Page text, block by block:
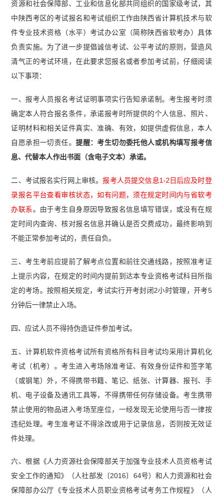
资源和社会保障部、工业和信息化部共同组织的国家级考试，其
中陕西考区的考试报名和考试组织工作由陕西省计算机技术与软
件专业技术资格（水平）考试办公室（简称陕西省软考办）具体
负责实施。为了进一步提倡诚信考试、公平考试的原则，营造风
清气正的考试环境，在此要求您报名或者参加考试前，仔细阅读
以下事项：
一、报考人员报名考试证明事项实行告知承诺制。考生报考时须
确定本人符合报名条件，承诺报考时所提供的个人信息、照片、
证明材料和相关证件真实、准确、有效，如提供虚假信息，本人
自愿承担一切责任。提醒：考生切勿委托他人或机构填写报考信
息、代替本人作出书面（含电子文本）承诺。
二、考试报名实行网上审核。报考人员提交信息1-2日后应及时登
录报名平台查看审核状态，如有问题，须在规定时间内与省软考
办联系。由于考生自身原因导致报名信息填写错误，或没有在规
定时间内查询、核对报名信息并确认是否交费成功，最终影响到
不能正常参加考试的，责任自负。
三、考生考前应提前了解考点位置和前往交通线路，按照准考证
上提示内容，在规定的时间内提前到达本专业资格考试科目所指
定的考场。按照相关规定，考试实行开考封闭2小时管理，开考5
分钟后一律禁止入场。
四、应试人员不得持伪造证件参加考试。
五、计算机软件资格考试所有资格所有科目考试均采用计算机化
考试（机考）。考生进入考场除准考证、有效身份证件和签字笔
（或钢笔）外，不得携带书籍、笔记、纸张、计算器、报刊、手
机、电子设备及通讯工具等，不得携带任何存储设备。考生携带
禁止使用的物品进入考场至座位，一经发现无论使用与否一律按
违纪处理。考生准考证不得涂改或用于记录信息，否则按无效证
件处理。
六、根据《人力资源社会保障部关于加强专业技术人员资格考试
安全工作的通知》（人社部发〔2016〕64号）和人力资源和社会
保障部办公厅《专业技术人员职业资格考试考务工作规程》（人